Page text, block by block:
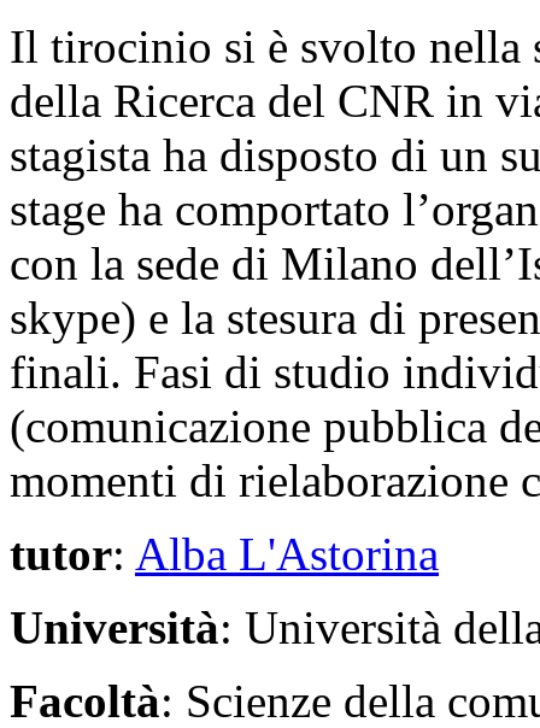
Il tirocinio si è svolto nella
della Ricerca del CNR in
stagista ha disposto di un
stage ha comportato
con la sede di Milano
skype) e la stesura di
finali. Fasi di studio
(comunicazione pubblica
momenti di rielaborazione
tutor: Alba L'Astorina
Università: Università
Facoltà: Scienze della